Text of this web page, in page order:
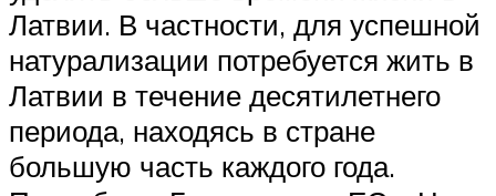
Латвии. В частности, для успешной
натурализации потребуется жить в
Латвии в течение десятилетнего
периода, находясь в стране
большую часть каждого года.